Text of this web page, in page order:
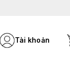
Tài khoản